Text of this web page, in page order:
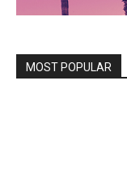
MOST POPULAR